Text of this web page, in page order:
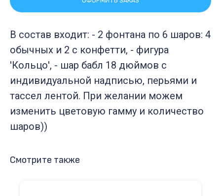
В состав входит: - 2 фонтана по 6 шаров: 4
обычных и 2 с конфетти, - фигура
'Кольцо', - шар бабл 18 дюймов с
индивидуальной надписью, перьями и
тассел лентой. При желании можем
изменить цветовую гамму и количество
шаров))
Смотрите также